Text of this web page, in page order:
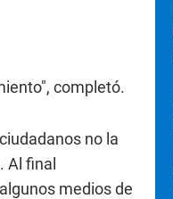
completó.
no la
Al final
medios de